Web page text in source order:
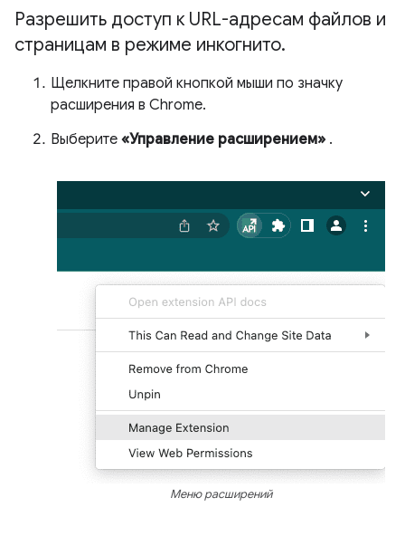
Разрешить доступ к URL-адресам файлов и
страницам в режиме инкогнито.
Щелкните правой кнопкой мыши по значку
расширения в Chrome.
Выберите «Управление расширением» .
Меню расширений